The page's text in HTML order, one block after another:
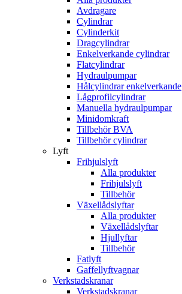
Avdragare
Cylindrar
Cylinderkit
Dragcylindrar
Enkelverkande cylindrar
Flatcylindrar
Hydraulpumpar
Hålcylindrar enkelverkande
Lågprofilcylindrar
Manuella hydraulpumpar
Minidomkraft
Tillbehör BVA
Tillbehör cylindrar
Lyft
Frihjulslyft
Alla produkter
Frihjulslyft
Tillbehör
Växellådslyftar
Alla produkter
Växellådslyftar
Hjullyftar
Tillbehör
Fatlyft
Gaffellyftvagnar
Verkstadskranar
Verkstadskranar